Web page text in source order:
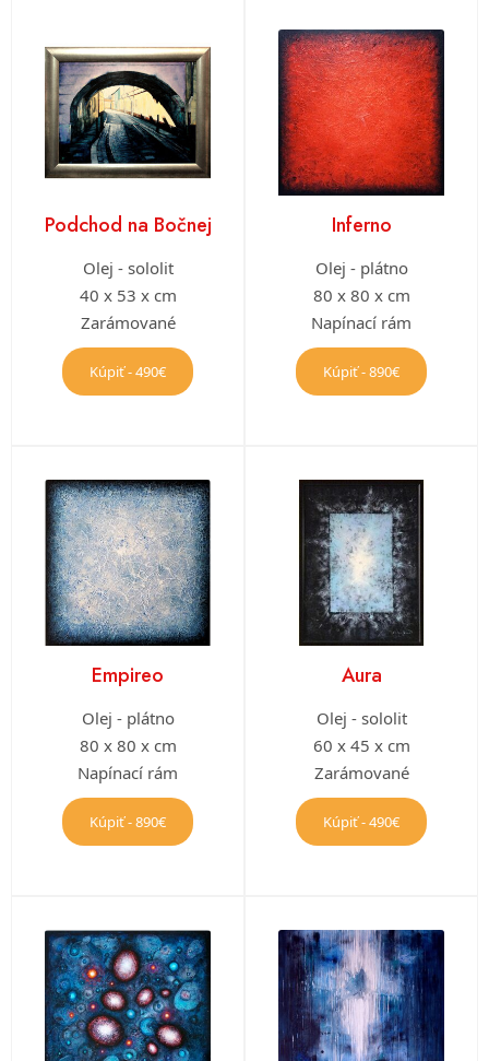
Podchod na Bočnej
Olej - sololit
40 x 53 x cm
Zarámované
Kúpiť - 490€
Inferno
Olej - plátno
80 x 80 x cm
Napínací rám
Kúpiť - 890€
Empireo
Olej - plátno
80 x 80 x cm
Napínací rám
Kúpiť - 890€
Aura
Olej - sololit
60 x 45 x cm
Zarámované
Kúpiť - 490€